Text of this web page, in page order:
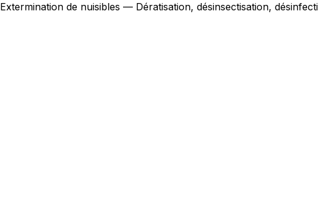
Extermination de nuisibles — Dératisation, désinsectisation,